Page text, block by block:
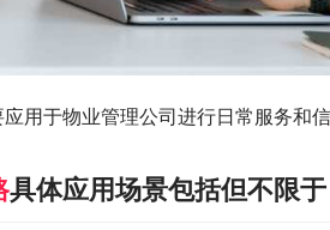
应用于物业管理公司进行日常服务和信
具体应用场景包括但不限于